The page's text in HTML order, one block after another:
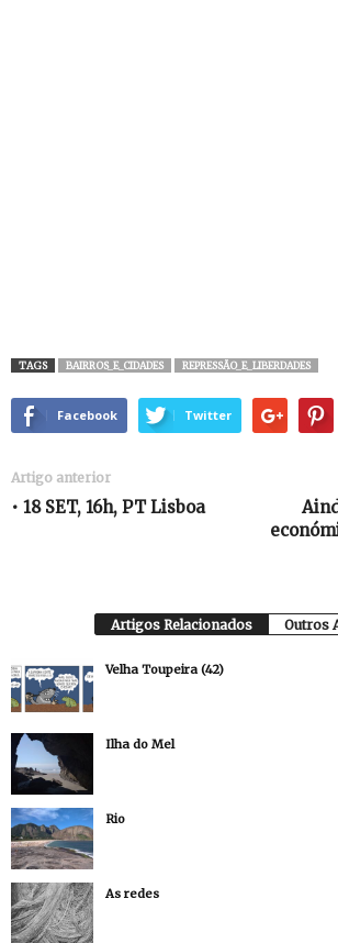
TAGS BAIRROS_E_CIDADES REPRESSÃO_E_LIBERDADES
Facebook Twitter
Artigo anterior
• 18 SET, 16h, PT Lisboa
Artigos Relacionados Outros
Velha Toupeira (42)
Ilha do Mel
Rio
As redes